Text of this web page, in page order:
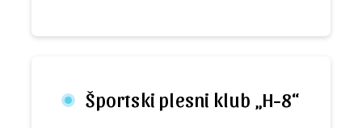
Športski plesni klub „H-8“